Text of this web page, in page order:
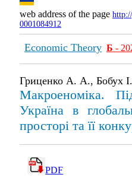
web address of the page
0001084912
Economic Theory Б -
Гриценко А. А., Бобух
Макроеноміка.
Україна в
просторі та її
PDF